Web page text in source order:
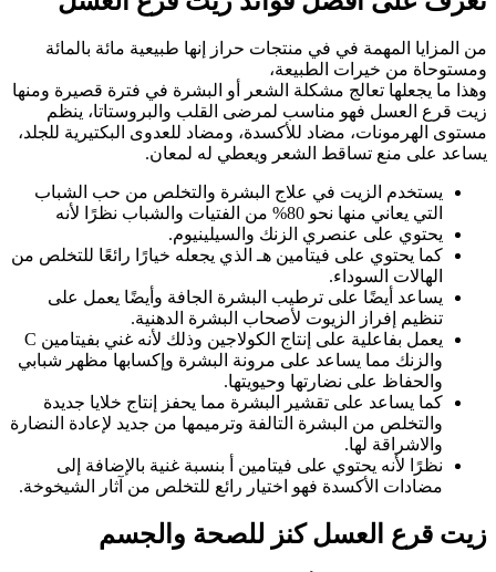
من المزايا المهمة في في منتجات حراز إنها طبيعية مائة بالمائة
ومستوحاة من خيرات الطبيعة،
وهذا ما يجعلها تعالج مشكلة الشعر أو البشرة في فترة قصيرة ومنها
زيت قرع العسل فهو مناسب لمرضى القلب والبروستاتا، ينظم
مستوى الهرمونات، مضاد للأكسدة، ومضاد للعدوى البكتيرية للجلد،
يساعد على منع تساقط الشعر ويعطي له لمعان.
يستخدم الزيت في علاج البشرة والتخلص من حب الشباب
التي يعاني منها نحو 80% من الفتيات والشباب نظرًا لأنه
يحتوي على عنصري الزنك والسيلينيوم.
كما يحتوي على فيتامين هـ الذي يجعله خيارًا رائعًا للتخلص من
الهالات السوداء.
يساعد أيضًا على ترطيب البشرة الجافة وأيضًا يعمل على
تنظيم إفراز الزيوت لأصحاب البشرة الدهنية.
يعمل بفاعلية على إنتاج الكولاجين وذلك لأنه غني بفيتامين C
والزنك مما يساعد على مرونة البشرة وإكسابها مظهر شبابي
والحفاظ على نضارتها وحيويتها.
كما يساعد على تقشير البشرة مما يحفز إنتاج خلايا جديدة
والتخلص من البشرة التالفة وترميمها من جديد لإعادة النضارة
والاشراقة لها.
نظرًا لأنه يحتوي على فيتامين أ بنسبة غنية بالإضافة إلى
مضادات الأكسدة فهو اختيار رائع للتخلص من آثار الشيخوخة.
زيت قرع العسل كنز للصحة والجسم